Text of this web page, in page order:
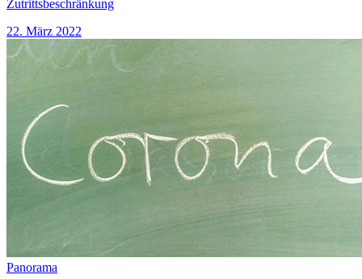
Zutrittsbeschränkung
22. März 2022
Panorama